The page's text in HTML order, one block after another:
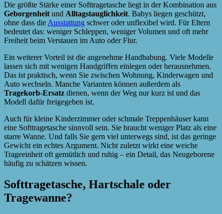
Die größte Stärke einer Softtragetasche liegt in der Kombination aus
Geborgenheit und Alltagstauglichkeit. Babys liegen geschützt,
ohne dass die Ausstattung schwer oder unflexibel wird. Für Eltern
bedeutet das: weniger Schleppen, weniger Volumen und oft mehr
Freiheit beim Verstauen im Auto oder Flur.
Ein weiterer Vorteil ist die angenehme Handhabung. Viele Modelle
lassen sich mit wenigen Handgriffen einlegen oder herausnehmen.
Das ist praktisch, wenn Sie zwischen Wohnung, Kinderwagen und
Auto wechseln. Manche Varianten können außerdem als
Tragekorb-Ersatz dienen, wenn der Weg nur kurz ist und das
Modell dafür freigegeben ist.
Auch für kleine Kinderzimmer oder schmale Treppenhäuser kann
eine Softtragetasche sinnvoll sein. Sie braucht weniger Platz als eine
starre Wanne. Und falls Sie gern viel unterwegs sind, ist das geringe
Gewicht ein echtes Argument. Nicht zuletzt wirkt eine weiche
Trageeinheit oft gemütlich und ruhig – ein Detail, das Neugeborene
häufig zu schätzen wissen.
Softtragetasche, Hartschale oder
Tragewanne?